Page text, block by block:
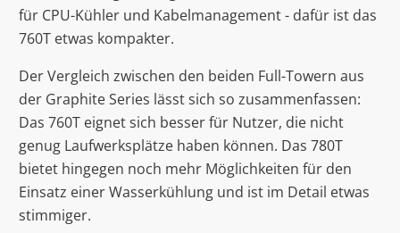
für CPU-Kühler und Kabelmanagement - dafür ist das
760T etwas kompakter.
Der Vergleich zwischen den beiden Full-Towern aus
der Graphite Series lässt sich so zusammenfassen:
Das 760T eignet sich besser für Nutzer, die nicht
genug Laufwerksplätze haben können. Das 780T
bietet hingegen noch mehr Möglichkeiten für den
Einsatz einer Wasserkühlung und ist im Detail etwas
stimmiger.